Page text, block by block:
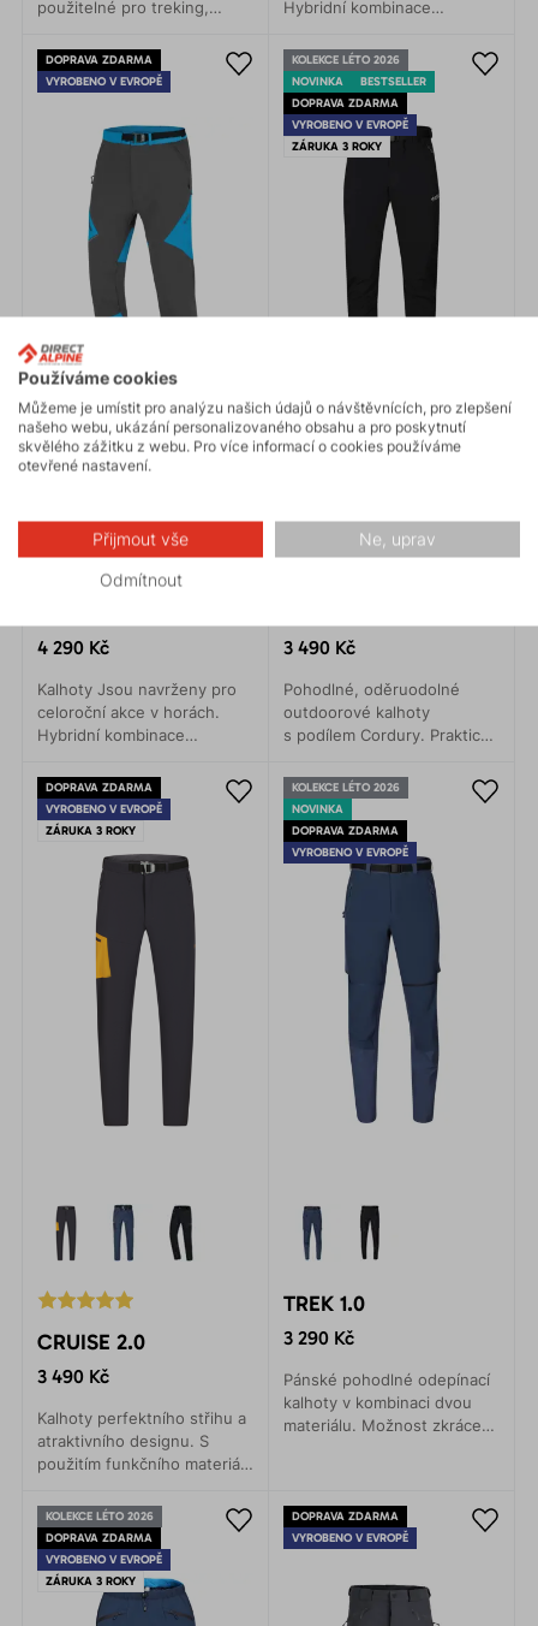
použitelné pro treking,
turistiku, kolo i každodenní
nošení.
Hybridní kombinace
prodyšnost a maximální
komfort.
DOPRAVA ZDARMA
VYROBENO V EVROPĚ
4 290 Kč
Kalhoty Jsou navrženy pro
celoroční akce v horách.
Hybridní kombinace
prodyšnost a maximální
komfort.
KOLEKCE LÉTO 2026
NOVINKA
BESTSELLER
DOPRAVA ZDARMA
VYROBENO V EVROPĚ
ZÁRUKA 3 ROKY
3 490 Kč
Pohodlné, oděruodolné
outdoorové kalhoty
s podílem Cordury. Praktické
DOPRAVA ZDARMA
VYROBENO V EVROPĚ
ZÁRUKA 3 ROKY
CRUISE 2.0
3 490 Kč
Kalhoty perfektního střihu a
atraktivního designu. S
použitím funkčního materiálu
kalhoty pro univerzální
použití.
KOLEKCE LÉTO 2026
NOVINKA
DOPRAVA ZDARMA
VYROBENO V EVROPĚ
TREK 1.0
3 290 Kč
Pánské pohodlné odepínací
kalhoty v kombinaci dvou
materiálu. Možnost zkrácení
s páskem.
KOLEKCE LÉTO 2026
DOPRAVA ZDARMA
VYROBENO V EVROPĚ
ZÁRUKA 3 ROKY
DOPRAVA ZDARMA
VYROBENO V EVROPĚ
Používáme cookies
Můžeme je umístit pro analýzu našich údajů o návštěvnících, pro zlepšení
našeho webu, ukázání personalizovaného obsahu a pro poskytnutí
skvělého zážitku z webu. Pro více informací o cookies používáme
otevřené nastavení.
Přijmout vše Ne, uprav
Odmítnout